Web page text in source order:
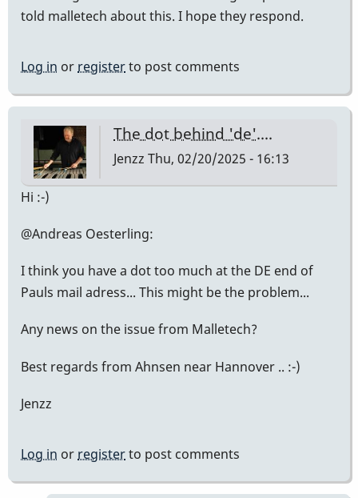
told malletech about this. I hope they respond.
Log in orregisterto post comments
The dot behind 'de'....
Jenzz Thu, 02/20/2025 - 16:13
Hi :-)
@Andreas Oesterling:
I think you have a dot too much at the DE end of
Pauls mail adress... This might be the problem...
Any news on the issue from Malletech?
Best regards from Ahnsen near Hannover .. :-)
Jenzz
Log in or registerto post comments